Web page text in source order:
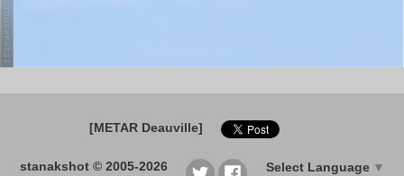
[METAR Deauville]
stanakshot © 2005-2026 Select Language ▼